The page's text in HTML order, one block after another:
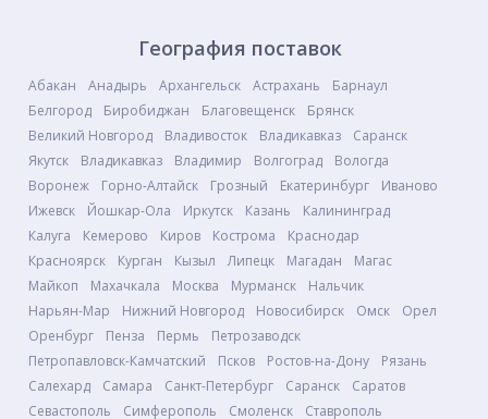
География поставок
Абакан Анадырь Архангельск Астрахань
Барнаул
Белгород
Биробиджан Благовещенск
Брянск
Великий Новгород
Владивосток Владикавказ
Саранск
Якутск
Владикавказ Владимир Волгоград
Вологда
Воронеж
Горно-Алтайск Грозный Екатеринбург
Иваново
Ижевск
Йошкар-Ола Иркутск Казань
Калининград
Калуга
Кемерово Киров Кострома
Краснодар
Красноярск
Курган Кызыл Липецк Магадан
Магас
Майкоп
Махачкала Москва Мурманск
Нальчик
Нарьян-Мар
Нижний Новгород Новосибирск Омск
Орел
Оренбург
Пенза Пермь
Петрозаводск
Петропавловск-Камчатский
Псков Ростов-на-Дону
Рязань
Салехард
Самара Санкт-Петербург Саранск
Саратов
Севастополь
Симферополь Смоленск Ставрополь